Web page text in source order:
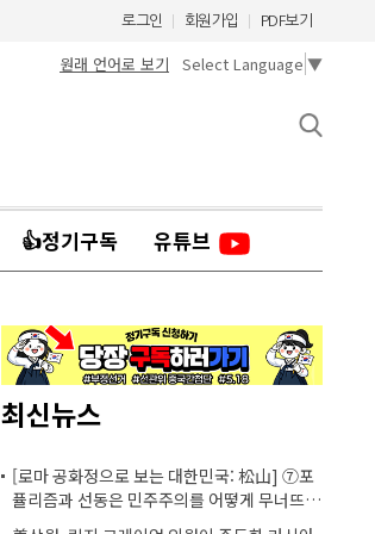
로그인 회원가입 PDF보기
원래 언어로 보기 Select Language ▼
👍정기구독 유튜브
최신뉴스
[로마 공화정으로 보는 대한민국: 松山] ⑦포
퓰리즘과 선동은 민주주의를 어떻게 무너뜨리
는가